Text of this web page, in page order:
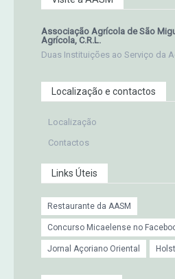
Associação Agrícola de São
Agrícola, C.R.L.
Duas Instituições ao Serviço da
Localização e contactos
Localização
Contactos
Links Úteis
Restaurante da AASM
Concurso Micaelense no
Jornal Açoriano Oriental